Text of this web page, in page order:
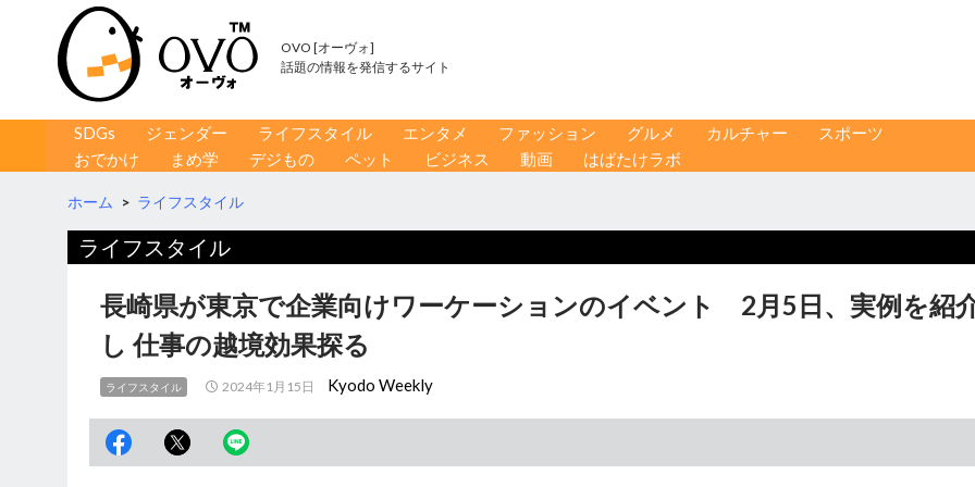
OVO [オーヴォ]
話題の情報を発信するサイト
コンテンツへ移動
SDGs ジェンダー ライフスタイル エンタメ ファッション グルメ カルチャー
スポーツ
おでかけ
まめ学 デジもの ペット ビジネス 動画 はばたけラボ
ホーム > ライフスタイル
ライフスタイル
長崎県が東京で企業向けワーケーションのイベント 2月5日、実例を紹
し 仕事の越境効果探る
ライフスタイル 2024年1月15日 Kyodo Weekly